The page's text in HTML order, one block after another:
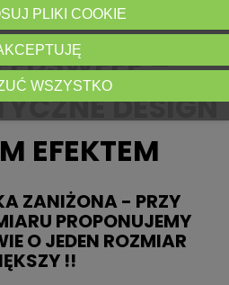
–
DESIGN
EFEKTEM
ZANIŻONA - PRZY
PROPONUJEMY
O JEDEN ROZMIAR
!!
PLIKI COOKIE
WSZYSTKO